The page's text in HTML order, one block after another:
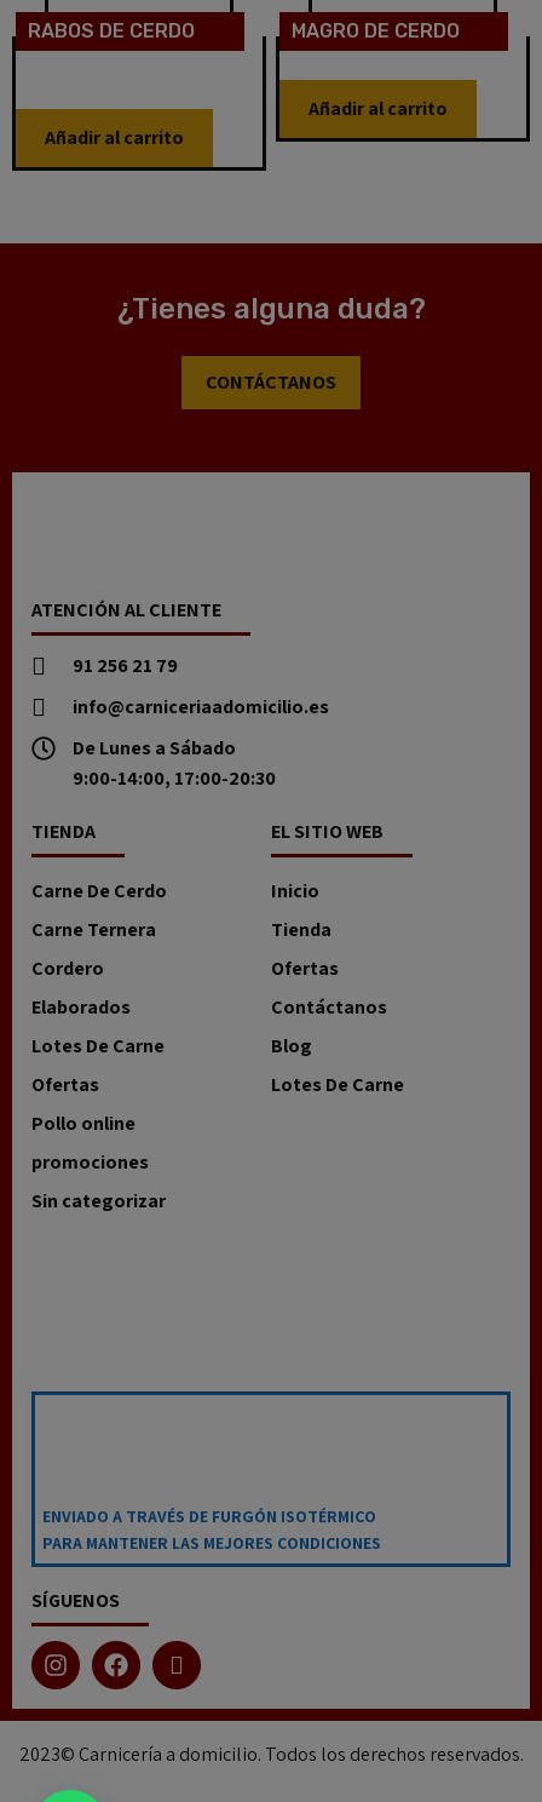
RABOS DE CERDO
Añadir al carrito
MAGRO DE CERDO
Añadir al carrito
¿Tienes alguna duda?
CONTÁCTANOS
ATENCIÓN AL CLIENTE
91 256 21 79
info@carniceriaadomicilio.es
De Lunes a Sábado
9:00-14:00, 17:00-20:30
TIENDA
Carne De Cerdo
Carne Ternera
Cordero
Elaborados
Lotes De Carne
Ofertas
Pollo online
promociones
Sin categorizar
EL SITIO WEB
Inicio
Tienda
Ofertas
Contáctanos
Blog
Lotes De Carne
ENVIADO A TRAVÉS DE FURGÓN ISOTÉRMICO
PARA MANTENER LAS MEJORES CONDICIONES
SÍGUENOS
2023© Carnicería a domicilio. Todos los derechos reservados.